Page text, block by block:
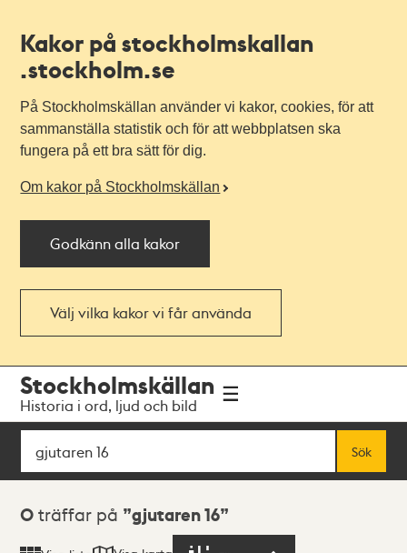
Kakor på stockholmskallan
.stockholm.se
På Stockholmskällan använder vi kakor, cookies, för att
sammanställa statistik och för att webbplatsen ska
fungera på ett bra sätt för dig.
Om kakor på Stockholmskällan
Godkänn alla kakor
Välj vilka kakor vi får använda
navigationen
huvudinnehållet
Stockholmskällan
Historia i ord, ljud och bild
Sök
Sök
Sökresultat
0 träffar på gjutaren 16